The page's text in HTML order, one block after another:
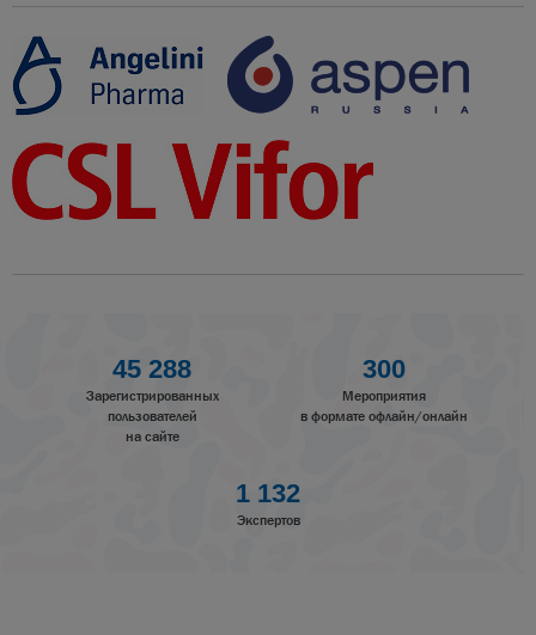
45 288
Зарегистрированных
пользователей
на сайте
300
Мероприятия
в формате офлайн/онлайн
1 132
Экспертов